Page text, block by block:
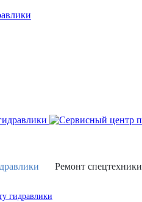
Ремонт спецтехники
гидравлики